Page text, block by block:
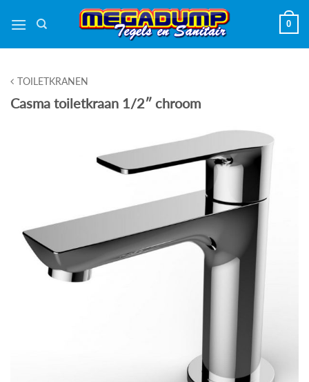
naar
0
TOILETKRANEN
Casma toiletkraan 1/2″ chroom